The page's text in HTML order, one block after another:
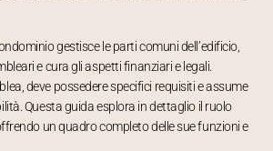
gestisce le parti comuni dell’edificio,
e cura gli aspetti finanziari e legali.
deve possedere specifici requisiti e assume
Questa guida esplora in dettaglio il ruolo
un quadro completo delle sue funzioni e